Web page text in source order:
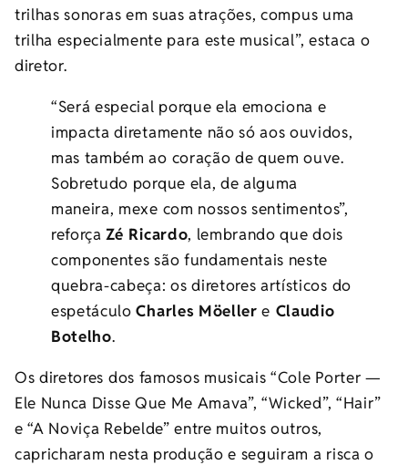
trilhas sonoras em suas atrações, compus uma
trilha especialmente para este musical”, estaca o
diretor.
“Será especial porque ela emociona e
impacta diretamente não só aos ouvidos,
mas também ao coração de quem ouve.
Sobretudo porque ela, de alguma
maneira, mexe com nossos sentimentos”,
reforçaZé Ricardo, lembrando que dois
componentes são fundamentais neste
quebra-cabeça: os diretores artísticos do
espetáculoCharles Möeller e Claudio
Botelho.
Os diretores dos famosos musicais “Cole Porter —
Ele Nunca Disse Que Me Amava”, “Wicked”, “Hair”
e “A Noviça Rebelde” entre muitos outros,
capricharam nesta produção e seguiram a risca o